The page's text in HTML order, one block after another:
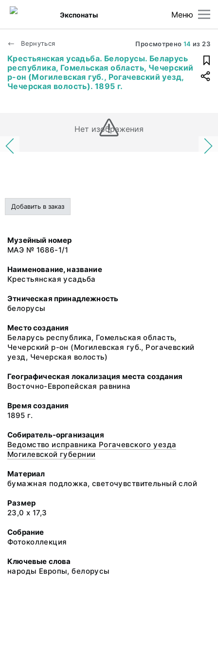
Меню
Экспонаты
Вернуться Просмотрено 14 из 23
Крестьянская усадьба. Белорусы. Беларусь
республика, Гомельская область, Чечерский
р-он (Могилевская губ., Рогачевский уезд,
Чечерская волость). 1895 г.
Нет изображения
Добавить в заказ
Музейный номер
МАЭ № 1686-1/1
Наименование, название
Крестьянская усадьба
Этническая принадлежность
белорусы
Место создания
Беларусь республика, Гомельская область,
Чечерский р-он (Могилевская губ., Рогачевский
уезд, Чечерская волость)
Географическая локализация места создания
Восточно-Европейская равнина
Время создания
1895 г.
Собиратель-организация
Ведомство исправника Рогачевского уезда
Могилевской губернии
Материал
бумажная подложка, светочувствительный слой
Размер
23,0 х 17,3
Собрание
Фотоколлекция
Ключевые слова
народы Европы, белорусы